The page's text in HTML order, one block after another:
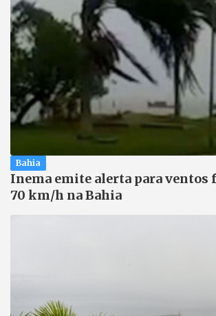
Bahia
Inema emite alerta para ventos
70 km/h na Bahia